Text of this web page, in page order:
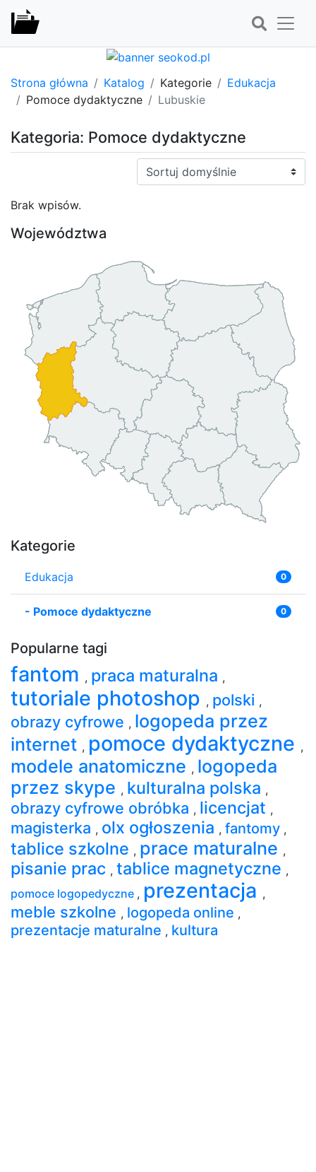
Strona główna Katalog Kategorie
Edukacja
Pomoce dydaktyczne
Lubuskie
Kategoria: Pomoce dydaktyczne
Sortuj:
Brak wpisów.
Województwa
Kategorie
Edukacja 0
- Pomoce dydaktyczne 0
Popularne tagi
fantom , praca maturalna ,
tutoriale photoshop , polski ,
obrazy cyfrowe , logopeda przez
internet , pomoce dydaktyczne ,
modele anatomiczne , logopeda
przez skype , kulturalna polska ,
obrazy cyfrowe obróbka , licencjat ,
magisterka , olx ogłoszenia , fantomy ,
tablice szkolne , prace maturalne ,
pisanie prac , tablice magnetyczne ,
pomoce logopedyczne , prezentacja ,
meble szkolne , logopeda online ,
prezentacje maturalne , kultura